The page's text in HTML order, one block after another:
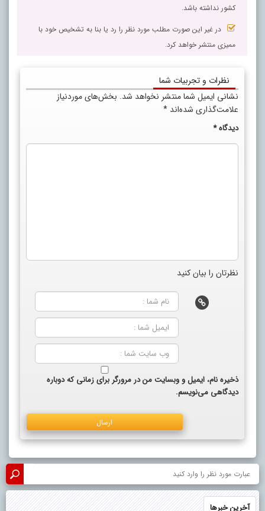
کشور نداشته باشد.
در غیر این صورت مطلب مورد نظر را رد یا بنا به تشخیص خود با
ممیزی منتشر خواهد کرد.
نظرات و تجربیات شما
نشانی ایمیل شما منتشر نخواهد شد. بخش‌های موردنیاز
علامت‌گذاری شده‌اند *
دیدگاه*
نظرتان را بیان کنید
ذخیره نام، ایمیل و وبسایت من در مرورگر برای زمانی که دوباره
دیدگاهی می‌نویسم.
آخرین خبرها